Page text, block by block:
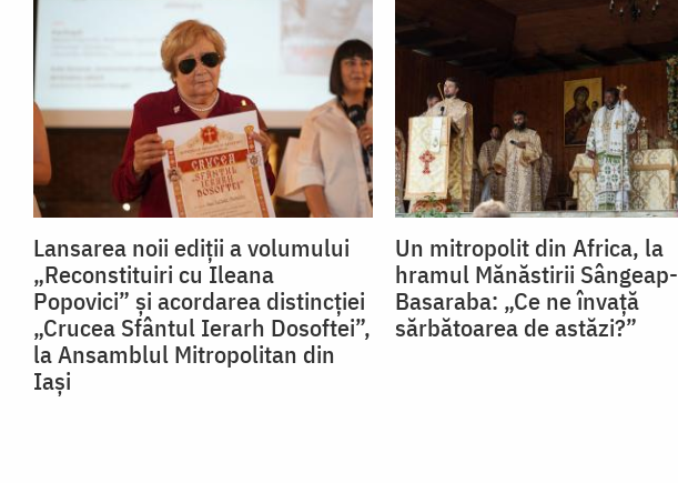
Lansarea noii ediții a volumului
„Reconstituiri cu Ileana
Popovici” și acordarea distincției
„Crucea Sfântul Ierarh Dosoftei”,
la Ansamblul Mitropolitan din
Iași
Un mitropolit din Africa, la
hramul Mănăstirii Sângeap-
Basaraba: „Ce ne învață
sărbătoarea de astăzi?”